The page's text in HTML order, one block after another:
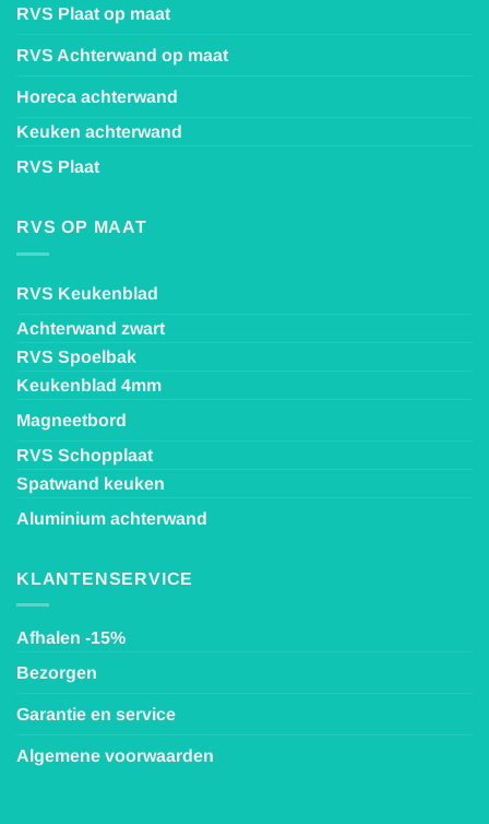
RVS Plaat op maat
RVS Achterwand op maat
Horeca achterwand
Keuken achterwand
RVS Plaat
RVS OP MAAT
RVS Keukenblad
Achterwand zwart
RVS Spoelbak
Keukenblad 4mm
Magneetbord
RVS Schopplaat
Spatwand keuken
Aluminium achterwand
KLANTENSERVICE
Afhalen -15%
Bezorgen
Garantie en service
Algemene voorwaarden